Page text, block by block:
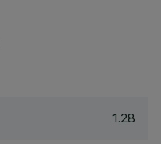
1.28